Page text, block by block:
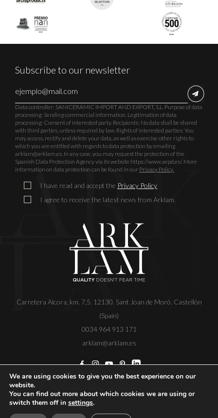
Carretera Alcora, km. 7,5. 12130. Sant Joan de Moró. Castellón
(Spain)
0034 964 913 171
arklam@arklam.es
Subscribe to our newsletter
Data controller: SANICERAMIC IMPORT AND EXPORT, S.L. Purpose of data
processing: Sending commercial information. Legitimation of data
processing: Consent of interested party. Recipients: No data shall be shared
with third parties, unless required by law. Rights of interested parties: You
may access, rectify and delete your data, as well as exercise other rights to
which you are entitled with regards to data protection by emailing
arklam@arklam.es. In any case, you may request the protection of the
Spanish Data Protection Agency via its website https://www.aepd.es/. More
information on data protection can be found in our Privacy Policy.
I have read and accept the Privacy Policy
I agree to receive the latest news from Arklam.
Copyright
policy
Ethical Code
We are using cookies to give you the best experience on our
website.
You can find out more about which cookies we are using or
switch them off in settings.